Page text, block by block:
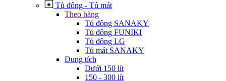
Tủ đông - Tủ mát
Theo hãng
Tủ đông SANAKY
Tủ đông FUNIKI
Tủ đông LG
Tủ mát SANAKY
Dung tích
Dưới 150 lít
150 - 300 lít